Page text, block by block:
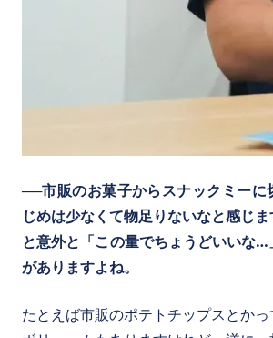
──市販のお菓子からスナックミーに
じめは少なくて物足りないなと感じ
と意外と「この量でちょうどいいな
がありますよね。
たとえば市販のポテトチップスとか